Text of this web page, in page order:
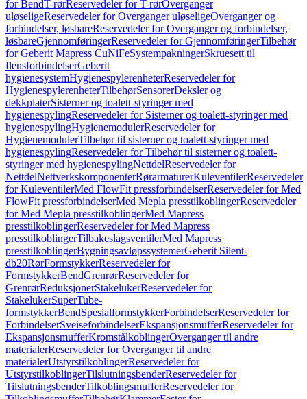
for BendT-rørReservedeler for T-rørOverganger
uløseligeReservedeler for Overganger uløseligeOverganger og
forbindelser, løsbareReservedeler for Overganger og forbindelser,
løsbareGjennomføringerReservedeler for GjennomføringerTilbehør
for Geberit Mapress CuNiFeSystempakningerSkruesett til
flensforbindelserGeberit
hygienesystemHygienespylerenheterReservedeler for
HygienespylerenheterTilbehørSensorerDeksler og
dekkplaterSisterner og toalett-styringer med
hygienespylingReservedeler for Sisterner og toalett-styringer med
hygienespylingHygienemodulerReservedeler for
HygienemodulerTilbehør til sisterner og toalett-styringer med
hygienespylingReservedeler for Tilbehør til sisterner og toalett-
styringer med hygienespylingNettdelReservedeler for
NettdelNettverkskomponenterRørarmaturerKuleventilerReservedeler
for KuleventilerMed FlowFit pressforbindelserReservedeler for Med
FlowFit pressforbindelserMed Mepla presstilkoblingerReservedeler
for Med Mepla presstilkoblingerMed Mapress
presstilkoblingerReservedeler for Med Mapress
presstilkoblingerTilbakeslagsventilerMed Mapress
presstilkoblingerBygningsavløpssystemerGeberit Silent-
db20RørFormstykkerReservedeler for
FormstykkerBendGrenrørReservedeler for
GrenrørReduksjonerStakelukerReservedeler for
StakelukerSuperTube-
formstykkerBendSpesialformstykkerForbindelserReservedeler for
ForbindelserSveiseforbindelserEkspansjonsmufferReservedeler for
EkspansjonsmufferKromstålkoblingerOverganger til andre
materialerReservedeler for Overganger til andre
materialerUtstyrstilkoblingerReservedeler for
UtstyrstilkoblingerTilslutningsbenderReservedeler for
TilslutningsbenderTilkoblingsmufferReservedeler for